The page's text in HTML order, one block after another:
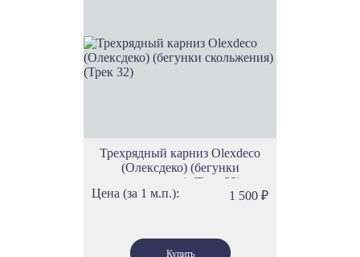
Трехрядный карниз Olexdeco
(Олексдеко) (бегунки
скольжения) (Трек 32)
Цена (за 1 м.п.):
1 500 ₽